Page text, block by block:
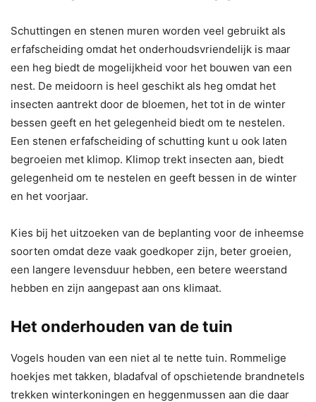
Schuttingen en stenen muren worden veel gebruikt als
erfafscheiding omdat het onderhoudsvriendelijk is maar
een heg biedt de mogelijkheid voor het bouwen van een
nest. De meidoorn is heel geschikt als heg omdat het
insecten aantrekt door de bloemen, het tot in de winter
bessen geeft en het gelegenheid biedt om te nestelen.
Een stenen erfafscheiding of schutting kunt u ook laten
begroeien met klimop. Klimop trekt insecten aan, biedt
gelegenheid om te nestelen en geeft bessen in de winter
en het voorjaar.
Kies bij het uitzoeken van de beplanting voor de inheemse
soorten omdat deze vaak goedkoper zijn, beter groeien,
een langere levensduur hebben, een betere weerstand
hebben en zijn aangepast aan ons klimaat.
Het onderhouden van de tuin
Vogels houden van een niet al te nette tuin. Rommelige
hoekjes met takken, bladafval of opschietende brandnetels
trekken winterkoningen en heggenmussen aan die daar